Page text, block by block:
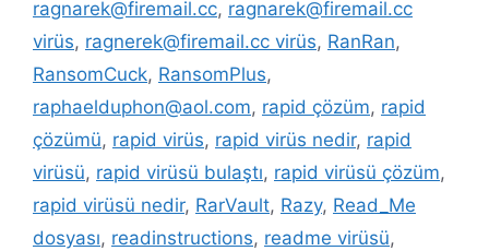
ragnarek@firemail.cc, ragnarek@firemail.cc
virüs, ragnerek@firemail.cc virüs, RanRan,
RansomCuck, RansomPlus,
raphaelduphon@aol.com, rapid çözüm, rapid
çözümü, rapid virüs, rapid virüs nedir, rapid
virüsü, rapid virüsü bulaştı, rapid virüsü çözüm,
rapid virüsü nedir, RarVault, Razy, Read_Me
dosyası, readinstructions, readme virüsü,